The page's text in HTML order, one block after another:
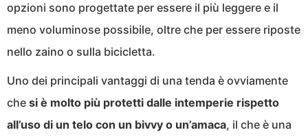
opzioni sono progettate per essere il più leggere e il
meno voluminose possibile, oltre che per essere riposte
nello zaino o sulla bicicletta.
Uno dei principali vantaggi di una tenda è ovviamente
che si è molto più protetti dalle intemperie rispetto
all’uso di un telo con un bivvy o un’amaca, il che è una